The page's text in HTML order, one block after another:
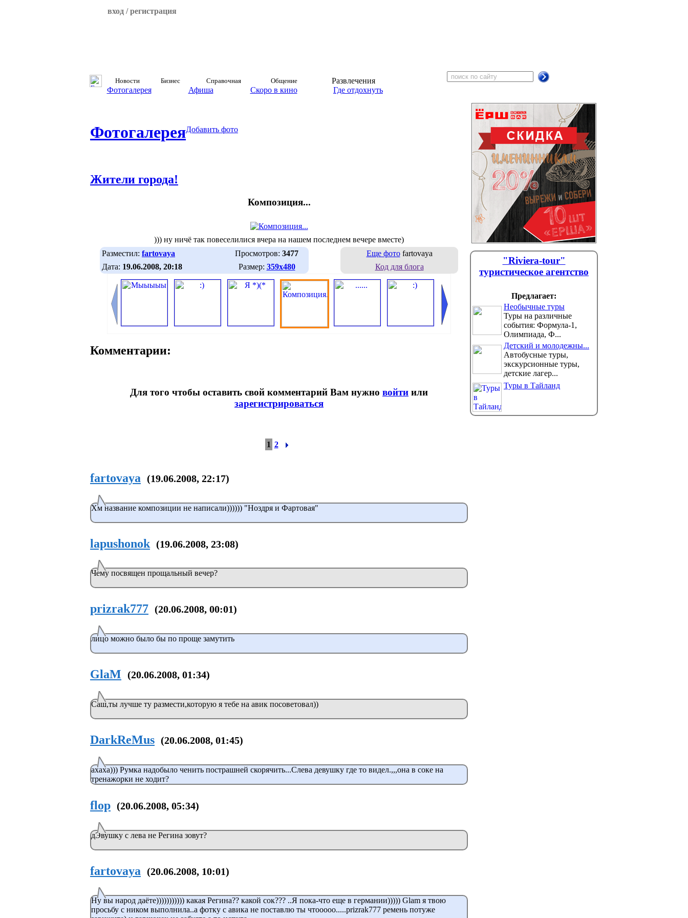
вход / регистрация
Новости Бизнес Справочная Общение
Развлечения
Фотогалерея
Афиша Скоро в кино Где отдохнуть
ФотогалереяДобавить фото
Жители города!
Композиция...
))) ну ничё так повеселилися вчера на нашем последнем вечере вместе)
Разместил: fartovaya Просмотров: 3477
Дата: 19.06.2008, 20:18 Размер: 359х480
Еще фотоfartovaya
Код для блога
Комментарии:
Для того чтобы оставить свой комментарий Вам нужно войти или
зарегистрироваться
1 2
fartovaya (19.06.2008, 22:17)
Хм название композиции не написали)))))) "Ноздря и Фартовая"
lapushonok (19.06.2008, 23:08)
Чему посвящен прощальный вечер?
prizrak777 (20.06.2008, 00:01)
лицо можно было бы по проще замутить
GlaM (20.06.2008, 01:34)
Саш,ты лучше ту размести,которую я тебе на авик посоветовал))
DarkReMus (20.06.2008, 01:45)
ахаха))) Румка надобыло ченить пострашней скорячить...Слева девушку где то видел.,,,она в соке на
тренажорки не ходит?
flop (20.06.2008, 05:34)
дЭвушку с лева не Регина зовут?
fartovaya (20.06.2008, 10:01)
Ну вы народ даёте))))))))))) какая Регина?? какой сок??? ..Я пока-что еще в германии))))) Glam я твою
просьбу с ником выполнила..а фотку с авика не поставлю ты чтооооо.....prizrak777 ремень потуже
"Riviera-tour"
туристическое агентство
Предлагает:
Необычные туры
Туры на различные
события: Формула-1,
Олимпиада, Ф...
Детский и молодежны...
Автобусные туры,
экскурсионные туры,
детские лагер...
Туры в Тайланд